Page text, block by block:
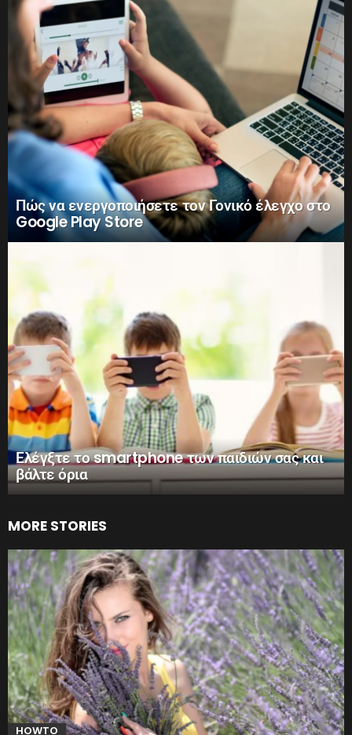
Πώς να ενεργοποιήσετε τον Γονικό έλεγχο στο
Google Play Store
Ελέγξτε το smartphone των παιδιών σας και
βάλτε όρια
MORE STORIES
HOWTO